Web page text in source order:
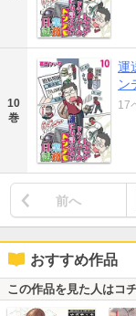
10
巻
運
ン
17
前へ
おすすめ作品
この作品を見た人はコ